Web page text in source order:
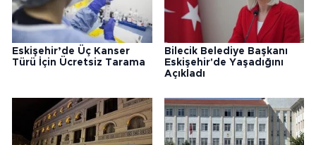
Eskişehir’de Üç Kanser
Türü İçin Ücretsiz Tarama
Bilecik Belediye Başkanı
Eskişehir'de Yaşadığını
Açıkladı